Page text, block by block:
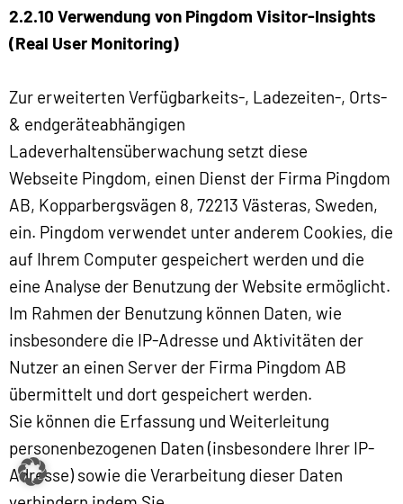
2.2.10 Verwendung von Pingdom Visitor-Insights
(Real User Monitoring)
Zur erweiterten Verfügbarkeits-, Ladezeiten-, Orts-
& endgeräteabhängigen
Ladeverhaltensüberwachung setzt diese
Webseite Pingdom, einen Dienst der Firma Pingdom
AB, Kopparbergsvägen 8, 72213 Västeras, Sweden,
ein. Pingdom verwendet unter anderem Cookies, die
auf Ihrem Computer gespeichert werden und die
eine Analyse der Benutzung der Website ermöglicht.
Im Rahmen der Benutzung können Daten, wie
insbesondere die IP-Adresse und Aktivitäten der
Nutzer an einen Server der Firma Pingdom AB
übermittelt und dort gespeichert werden.
Sie können die Erfassung und Weiterleitung
personenbezogenen Daten (insbesondere Ihrer IP-
Adresse) sowie die Verarbeitung dieser Daten